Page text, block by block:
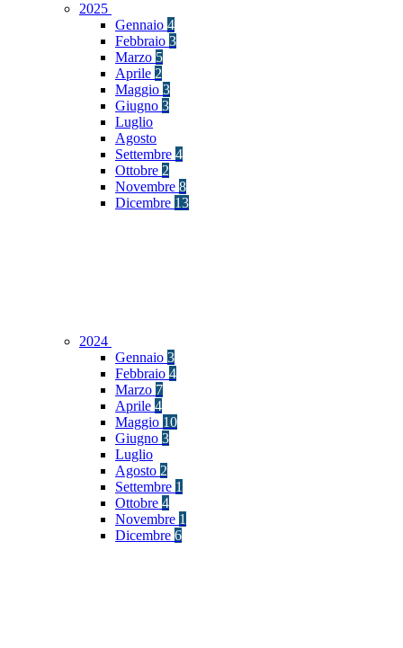
2025
Gennaio 4
Febbraio 3
Marzo 5
Aprile 2
Maggio 3
Giugno 3
Luglio
Agosto
Settembre 4
Ottobre 2
Novembre 8
Dicembre 13
2024
Gennaio 3
Febbraio 4
Marzo 7
Aprile 4
Maggio 10
Giugno 3
Luglio
Agosto 2
Settembre 1
Ottobre 4
Novembre 1
Dicembre 6